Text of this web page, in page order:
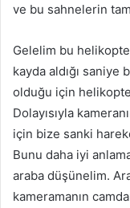
ve bu sahnelerin
Gelelim bu
kayda aldığı saniye
olduğu için
Dolayısıyla
için bize sanki
Bunu daha iyi
araba düşünelim.
kameramanın